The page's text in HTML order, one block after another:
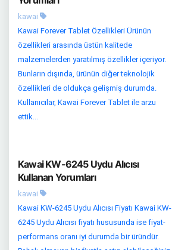
kawai
Kawai Forever Tablet Özellikleri Ürünün
özellikleri arasında üstün kalitede
malzemelerden yaratılmış özellikler içeriyor.
Bunların dışında, ürünün diğer teknolojik
özellikleri de oldukça gelişmiş durumda.
Kullanıcılar, Kawai Forever Tablet ile arzu
ettik...
Kawai KW-6245 Uydu Alıcısı
Kullanan Yorumları
kawai
Kawai KW-6245 Uydu Alıcısı Fiyatı Kawai KW-
6245 Uydu Alıcısı fiyatı hususunda ise fiyat-
performans oranı iyi durumda bir üründür.